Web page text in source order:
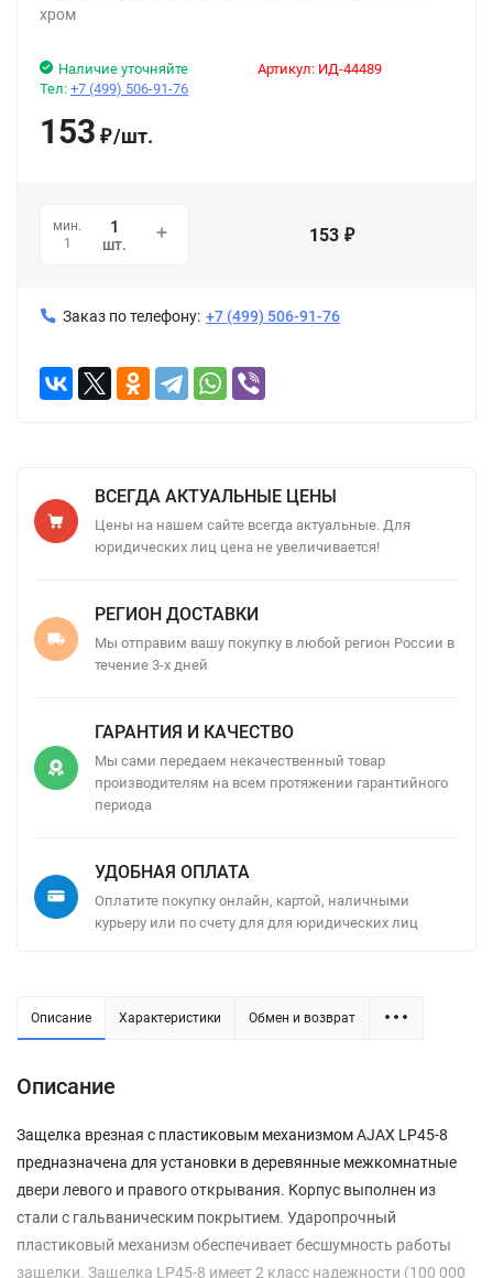
хром
Артикул: ИД-44489
Наличие уточняйте
Тел: +7 (499) 506-91-76
153 ₽/шт.
мин.
1
шт. 153 ₽
Заказ по телефону: +7 (499) 506-91-76
ВСЕГДА АКТУАЛЬНЫЕ ЦЕНЫ
Цены на нашем сайте всегда актуальные. Для
юридических лиц цена не увеличивается!
РЕГИОН ДОСТАВКИ
Мы отправим вашу покупку в любой регион России в
течение 3-х дней
ГАРАНТИЯ И КАЧЕСТВО
Мы сами передаем некачественный товар
производителям на всем протяжении гарантийного
периода
УДОБНАЯ ОПЛАТА
Оплатите покупку онлайн, картой, наличными
курьеру или по счету для для юридических лиц
Описание Характеристики Обмен и возврат
Описание
Защелка врезная с пластиковым механизмом AJAX LP45-8
предназначена для установки в деревянные межкомнатные
двери левого и правого открывания. Корпус выполнен из
стали с гальваническим покрытием. Ударопрочный
пластиковый механизм обеспечивает бесшумность работы
защелки. Защелка LP45-8 имеет 2 класс надежности (100 000